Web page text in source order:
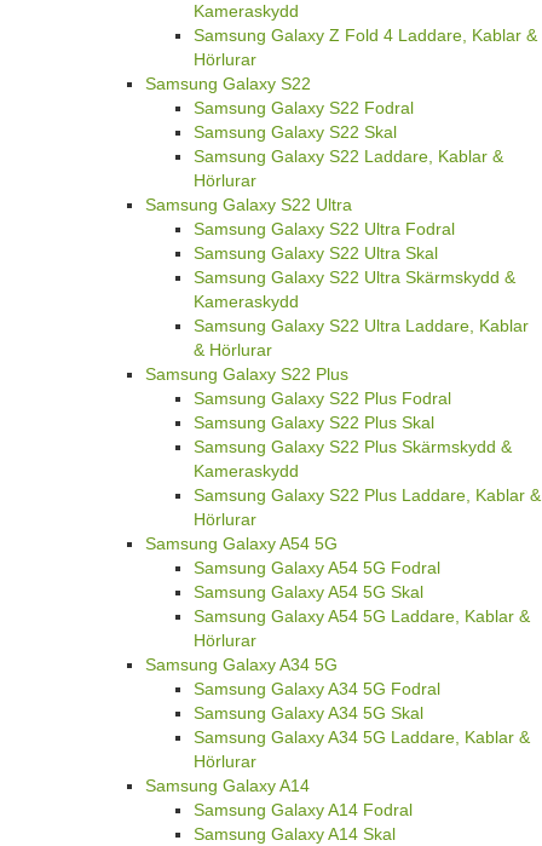
Kameraskydd
Samsung Galaxy Z Fold 4 Laddare, Kablar &
Hörlurar
Samsung Galaxy S22
Samsung Galaxy S22 Fodral
Samsung Galaxy S22 Skal
Samsung Galaxy S22 Laddare, Kablar &
Hörlurar
Samsung Galaxy S22 Ultra
Samsung Galaxy S22 Ultra Fodral
Samsung Galaxy S22 Ultra Skal
Samsung Galaxy S22 Ultra Skärmskydd &
Kameraskydd
Samsung Galaxy S22 Ultra Laddare, Kablar
& Hörlurar
Samsung Galaxy S22 Plus
Samsung Galaxy S22 Plus Fodral
Samsung Galaxy S22 Plus Skal
Samsung Galaxy S22 Plus Skärmskydd &
Kameraskydd
Samsung Galaxy S22 Plus Laddare, Kablar &
Hörlurar
Samsung Galaxy A54 5G
Samsung Galaxy A54 5G Fodral
Samsung Galaxy A54 5G Skal
Samsung Galaxy A54 5G Laddare, Kablar &
Hörlurar
Samsung Galaxy A34 5G
Samsung Galaxy A34 5G Fodral
Samsung Galaxy A34 5G Skal
Samsung Galaxy A34 5G Laddare, Kablar &
Hörlurar
Samsung Galaxy A14
Samsung Galaxy A14 Fodral
Samsung Galaxy A14 Skal